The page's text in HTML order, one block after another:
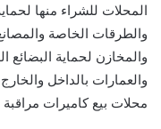
المحلات للشراء منها
والطرقات الخاصة
والمخازن لحماية البضائع
والعمارات بالداخل
محلات بيع كاميرات